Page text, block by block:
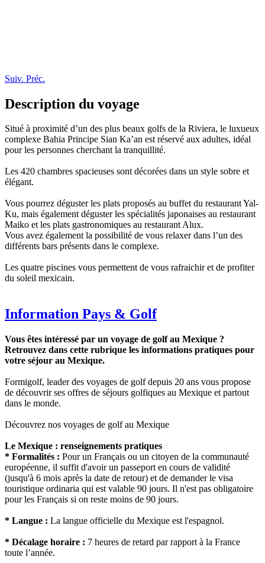
Suiv. Préc.
Description du voyage
Situé à proximité d’un des plus beaux golfs de la Riviera, le luxueux
complexe Bahia Principe Sian Ka’an est réservé aux adultes, idéal
pour les personnes cherchant la tranquillité.
Les 420 chambres spacieuses sont décorées dans un style sobre et
élégant.
Vous pourrez déguster les plats proposés au buffet du restaurant Yal-
Ku, mais également déguster les spécialités japonaises au restaurant
Maiko et les plats gastronomiques au restaurant Alux.
Vous avez également la possibilité de vous relaxer dans l’un des
différents bars présents dans le complexe.
Les quatre piscines vous permettent de vous rafraichir et de profiter
du soleil mexicain.
Information Pays & Golf
Vous êtes intéressé par un voyage de golf au Mexique ?
Retrouvez dans cette rubrique les informations pratiques pour
votre séjour au Mexique.
Formigolf, leader des voyages de golf depuis 20 ans vous propose
de découvrir ses offres de séjours golfiques au Mexique et partout
dans le monde.
Découvrez nos voyages de golf au Mexique
Le Mexique : renseignements pratiques
* Formalités : Pour un Français ou un citoyen de la communauté
européenne, il suffit d'avoir un passeport en cours de validité
(jusqu'à 6 mois après la date de retour) et de demander le visa
touristique ordinaria qui est valable 90 jours. Il n'est pas obligatoire
pour les Français si on reste moins de 90 jours.
* Langue : La langue officielle du Mexique est l'espagnol.
* Décalage horaire : 7 heures de retard par rapport à la France
toute l’année.